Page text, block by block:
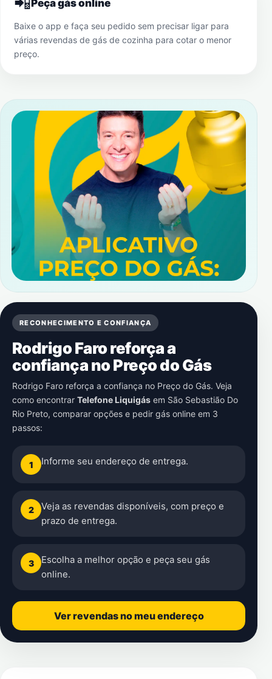
Peça gás online
Baixe o app e faça seu pedido sem precisar ligar para
várias revendas de gás de cozinha para cotar o menor
preço.
RECONHECIMENTO E CONFIANÇA
Rodrigo Faro reforça a
confiança no Preço do Gás
Rodrigo Faro reforça a confiança no Preço do Gás. Veja
como encontrar Telefone Liquigás em São Sebastião Do
Rio Preto, comparar opções e pedir gás online em 3
passos:
1 Informe seu endereço de entrega.
2
Veja as revendas disponíveis, com preço e
prazo de entrega.
3
Escolha a melhor opção e peça seu gás
online.
Ver revendas no meu endereço